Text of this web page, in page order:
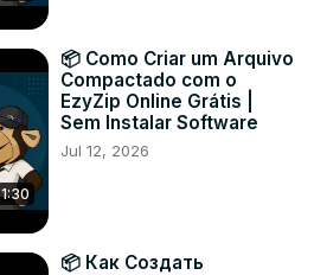
1:30
📦 Como Criar um Arquivo
Compactado com o
EzyZip Online Grátis |
Sem Instalar Software
Jul 12, 2026
📦 Как Создать